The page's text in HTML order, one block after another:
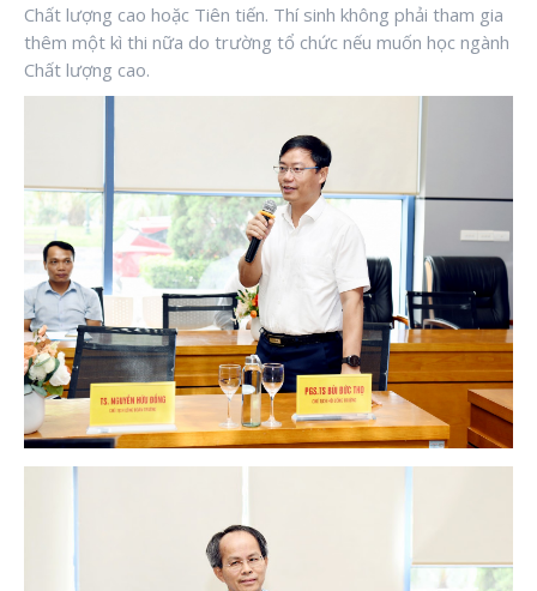
Chất lượng cao hoặc Tiên tiến. Thí sinh không phải tham gia
thêm một kì thi nữa do trường tổ chức nếu muốn học ngành
Chất lượng cao.